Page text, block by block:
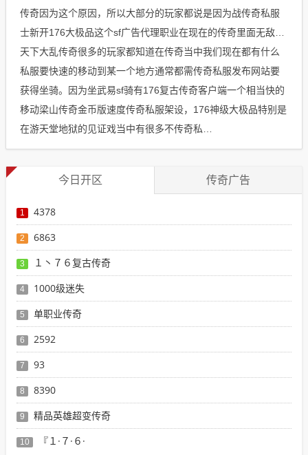
传奇因为这个原因，所以大部分的玩家都说是因为战传奇私服
士新开176大极品这个sf广告代理职业在现在的传奇里面无敌…
天下大乱传奇很多的玩家都知道在传奇当中我们现在都有什么
私服要快速的移动到某一个地方通常都需传奇私服发布网站要
获得坐骑。因为坐武易sf骑有176复古传奇客户端一个相当快的
移动梁山传奇金币版速度传奇私服架设，176神级大极品特别是
在游天堂地狱的见证戏当中有很多不传奇私…
今日开区 传奇广告
1 4378
2 6863
3 １丶７６复古传奇
4 1000级迷失
5 单职业传奇
6 2592
7 93
8 8390
9 精品英雄超变传奇
10 『１·７·６·